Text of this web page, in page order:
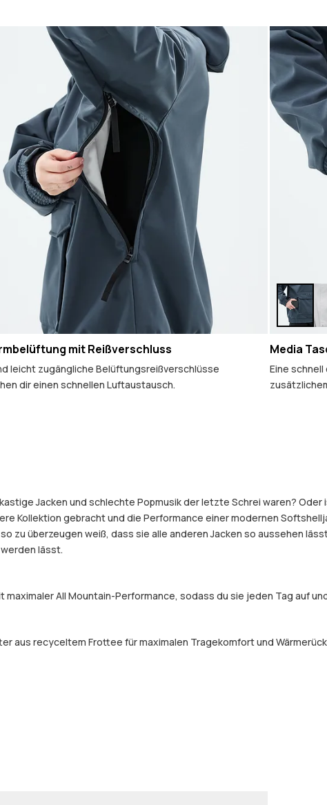
mit Reißverschluss
leicht zugängliche Belüftungsreißverschlüsse
dir einen schnellen Luftaustausch.
Media
Eine
Jacken und schlechte Popmusik der letzte Schrei waren?
Kollektion gebracht und die Performance einer modernen
zu überzeugen weiß, dass sie alle anderen Jacken so aussehen
lässt.
All Mountain-Performance, sodass du sie jeden Tag auf
aus recyceltem Frottee für maximalen Tragekomfort und